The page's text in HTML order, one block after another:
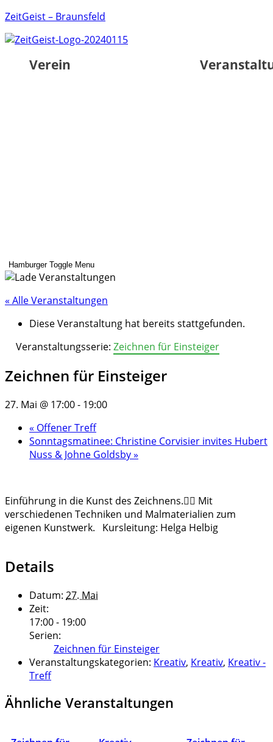
ZeitGeist – Braunsfeld
Verein
Hamburger Toggle Menu
« Alle Veranstaltungen
Diese Veranstaltung hat bereits stattgefunden.
Veranstaltungsserie: Zeichnen für Einsteiger
Zeichnen für Einsteiger
27. Mai @ 17:00- 19:00
« Offener Treff
Sonntagsmatinee: Christine Corvisier invites Hubert
Nuss & Johne Goldsby»
Einführung in die Kunst des Zeichnens.✍🏻 Mit
verschiedenen Techniken und Malmaterialien zum
eigenen Kunstwerk. Kursleitung: Helga Helbig
Details
Datum: 27. Mai
Zeit:
17:00 - 19:00
Serien:
Zeichnen für Einsteiger
Veranstaltungskategorien: Kreativ, Kreativ, Kreativ -
Treff
Ähnliche Veranstaltungen